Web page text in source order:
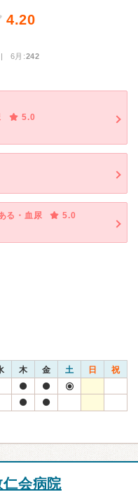
4.20
6月:242
5.0
る・血尿
5.0
木 金 土 日 祝
会病院